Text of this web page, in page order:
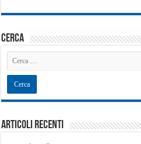
cerca
Articoli recenti